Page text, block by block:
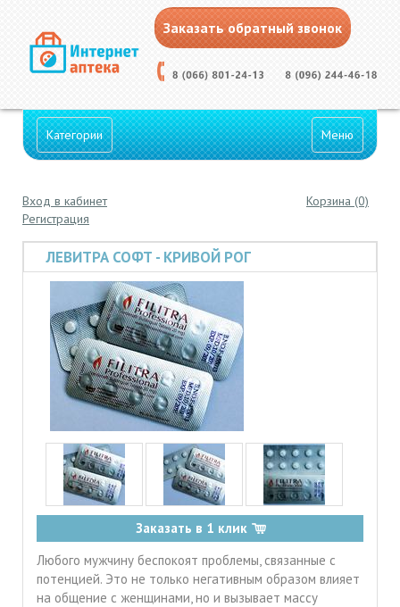
Заказать обратный звонок
Категории Меню
Вход в кабинет
Регистрация
Корзина (0)
ЛЕВИТРА СОФТ - КРИВОЙ РОГ
Заказать в 1 клик
Любого мужчину беспокоят проблемы, связанные с
потенцией. Это не только негативным образом влияет
на общение с женщинами, но и вызывает массу